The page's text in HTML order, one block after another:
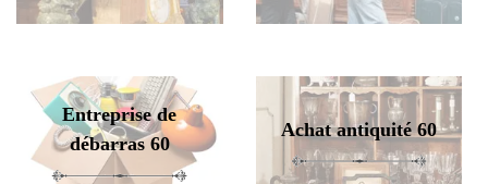
Entreprise de
débarras 60
Achat antiquité 60